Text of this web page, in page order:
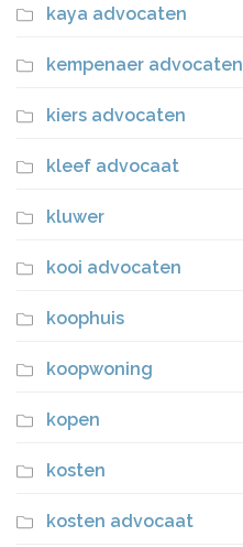
kaya advocaten
kempenaer advocaten
kiers advocaten
kleef advocaat
kluwer
kooi advocaten
koophuis
koopwoning
kopen
kosten
kosten advocaat